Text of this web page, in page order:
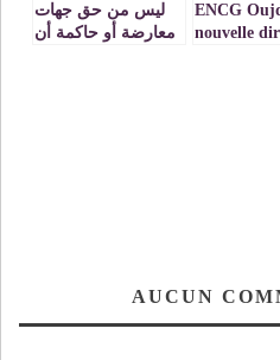
ENCG
nouvelle
ليس من حق جهات
معارضة أو حاكمة أن
AUCUN